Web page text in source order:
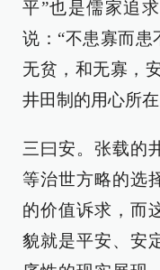
平”也是儒家追
说：“不患寡而患
无贫，和无寡，
井田制的用心所在
三曰安。张载的
等治世方略的选
的价值诉求，而
貌就是平安、安